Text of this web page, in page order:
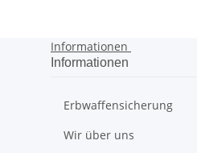
Informationen
Informationen
Erbwaffensicherung
Wir über uns